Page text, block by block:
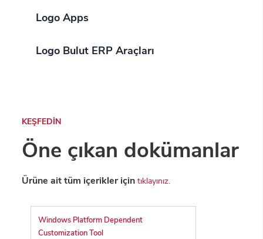
Logo Apps
Logo Bulut ERP Araçları
KEŞFEDİN
Öne çıkan dokümanlar
Ürüne ait tüm içerikler içintıklayınız.
Windows Platform Dependent
Customization Tool